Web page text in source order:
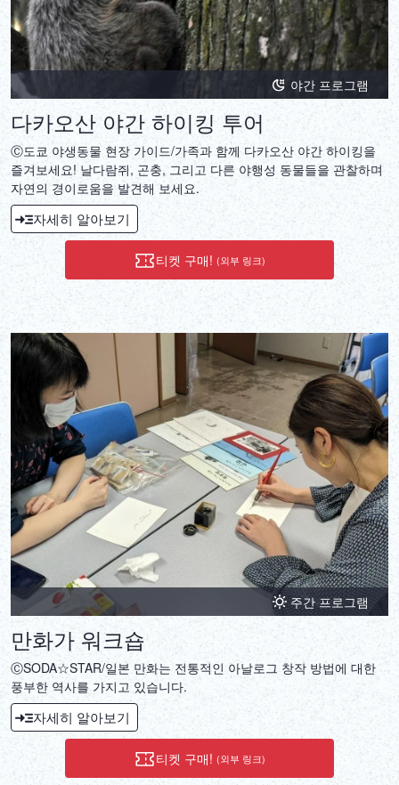
야간 프로그램
다카오산 야간 하이킹 투어
Ⓒ도쿄 야생동물 현장 가이드/가족과 함께 다카오산 야간 하이킹을
즐겨보세요! 날다람쥐, 곤충, 그리고 다른 야행성 동물들을 관찰하며
자연의 경이로움을 발견해 보세요.
자세히 알아보기
티켓 구매! (외부 링크)
주간 프로그램
만화가 워크숍
ⒸSODA☆STAR/일본 만화는 전통적인 아날로그 창작 방법에 대한
풍부한 역사를 가지고 있습니다.
자세히 알아보기
티켓 구매! (외부 링크)